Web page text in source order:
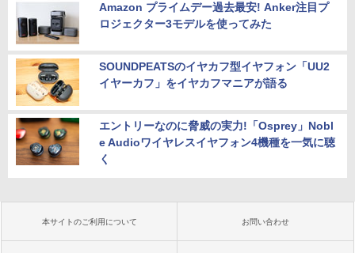
Amazon プライムデー過去最安! Anker注目プ
ロジェクター3モデルを使ってみた
SOUNDPEATSのイヤカフ型イヤフォン「UU2
イヤーカフ」をイヤカフマニアが語る
エントリーなのに脅威の実力!「Osprey」Nobl
e Audioワイヤレスイヤフォン4機種を一気に聴
く
本サイトのご利用について お問い合わせ